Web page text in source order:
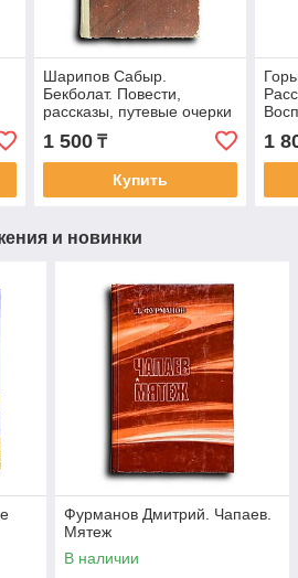
Шарипов Сабыр.
Бекболат. Повести,
рассказы, путевые очерки
1 500₸
Купить
1
и новинки
Фурманов Дмитрий. Чапаев.
Мятеж
В наличии